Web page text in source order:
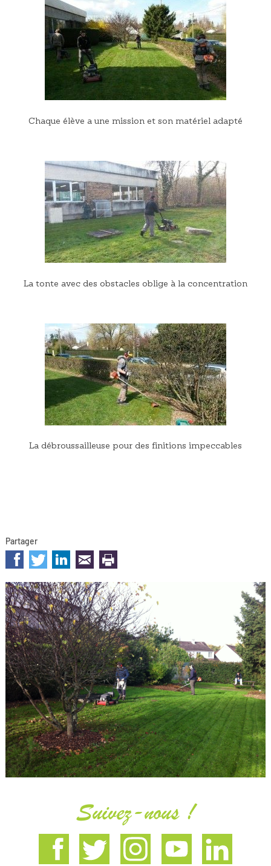
Chaque élève a une mission et son matériel adapté
La tonte avec des obstacles oblige à la concentration
La débroussailleuse pour des finitions impeccables
Partager
sur les réseaux sociaux
Suivez-nous !